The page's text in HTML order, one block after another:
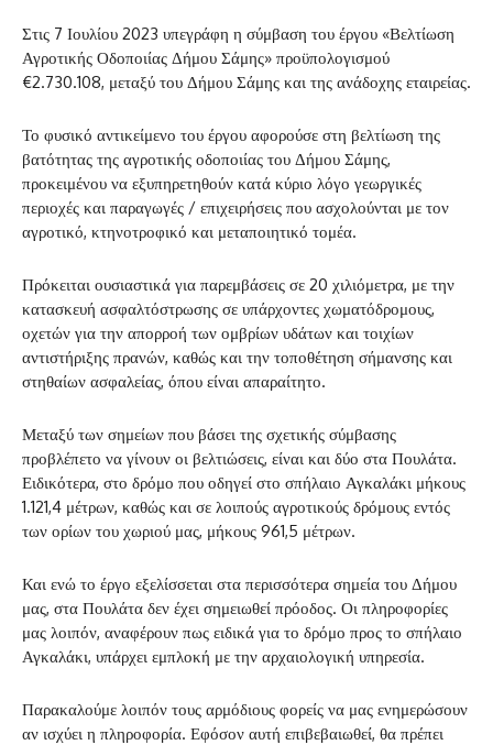
Στις 7 Ιουλίου 2023 υπεγράφη η σύμβαση του έργου «Βελτίωση
Αγροτικής Οδοποιίας Δήμου Σάμης» προϋπολογισμού
€2.730.108, μεταξύ του Δήμου Σάμης και της ανάδοχης εταιρείας.
Το φυσικό αντικείμενο του έργου αφορούσε στη βελτίωση της
βατότητας της αγροτικής οδοποιίας του Δήμου Σάμης,
προκειμένου να εξυπηρετηθούν κατά κύριο λόγο γεωργικές
περιοχές και παραγωγές / επιχειρήσεις που ασχολούνται με τον
αγροτικό, κτηνοτροφικό και μεταποιητικό τομέα.
Πρόκειται ουσιαστικά για παρεμβάσεις σε 20 χιλιόμετρα, με την
κατασκευή ασφαλτόστρωσης σε υπάρχοντες χωματόδρομους,
οχετών για την απορροή των ομβρίων υδάτων και τοιχίων
αντιστήριξης πρανών, καθώς και την τοποθέτηση σήμανσης και
στηθαίων ασφαλείας, όπου είναι απαραίτητο.
Μεταξύ των σημείων που βάσει της σχετικής σύμβασης
προβλέπετο να γίνουν οι βελτιώσεις, είναι και δύο στα Πουλάτα.
Ειδικότερα, στο δρόμο που οδηγεί στο σπήλαιο Αγκαλάκι μήκους
1.121,4 μέτρων, καθώς και σε λοιπούς αγροτικούς δρόμους εντός
των ορίων του χωριού μας, μήκους 961,5 μέτρων.
Και ενώ το έργο εξελίσσεται στα περισσότερα σημεία του Δήμου
μας, στα Πουλάτα δεν έχει σημειωθεί πρόοδος. Οι πληροφορίες
μας λοιπόν, αναφέρουν πως ειδικά για το δρόμο προς το σπήλαιο
Αγκαλάκι, υπάρχει εμπλοκή με την αρχαιολογική υπηρεσία.
Παρακαλούμε λοιπόν τους αρμόδιους φορείς να μας ενημερώσουν
αν ισχύει η πληροφορία. Εφόσον αυτή επιβεβαιωθεί, θα πρέπει